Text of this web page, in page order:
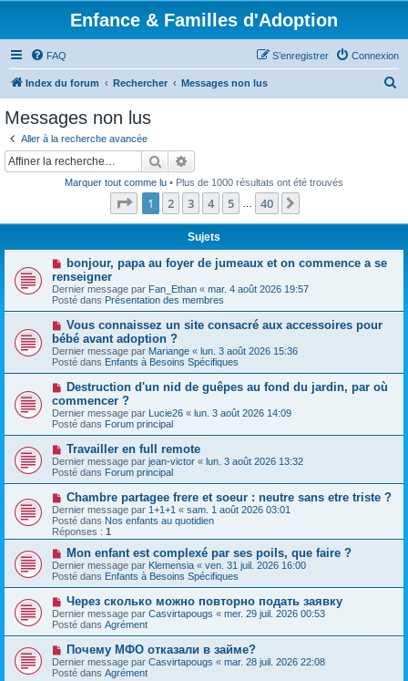
Enfance & Familles d'Adoption
FAQ Connexion
S’enregistrer
Index du forum Rechercher Messages non lus
Messages non lus
Aller à la recherche avancée
Rechercher
Marquer tout comme lu • Plus de 1000 résultats ont été trouvés
Page 1sur40
1 2 3 4 5 40
Sujets
N
u
v
e
a
u
m
e
s
a
g
e
bonjour, papa au foyer de jumeaux et on commence a se
renseigner
Dernier message par Fan_Ethan « mar. 4 août 2026 19:57
Posté dans Présentation des membres
N
o
u
v
e
a
m
e
s
a
e
Vous connaissez un site consacré aux accessoires pour
bébé avant adoption ?
Dernier message par Mariange « lun. 3 août 2026 15:36
Posté dans Enfants à Besoins Spécifiques
N
u
v
e
a
m
e
s
s
g
e
Destruction d'un nid de guêpes au fond du jardin, par où
commencer ?
Dernier message par Lucie26 « lun. 3 août 2026 14:09
Posté dans Forum principal
N
o
u
v
a
u
m
e
s
a
g
e
Travailler en full remote
Dernier message par jean-victor « lun. 3 août 2026 13:32
Posté dans Forum principal
N
o
u
v
e
a
u
m
e
s
a
g
e
Chambre partagee frere et soeur : neutre sans etre triste ?
Dernier message par 1+1+1 « sam. 1 août 2026 03:01
Posté dans Nos enfants au quotidien
Réponses : 1
N
o
u
v
e
a
u
m
e
s
a
Mon enfant est complexé par ses poils, que faire ?
Dernier message par Klemensia « ven. 31 juil. 2026 16:00
Posté dans Enfants à Besoins Spécifiques
N
o
u
v
e
a
u
m
Через сколько можно повторно подать заявку
Dernier message par Casvirtapougs « mer. 29 juil. 2026 00:53
Posté dans Agrément
N
o
u
Почему МФО отказали в займе?
Dernier message par Casvirtapougs « mar. 28 juil. 2026 22:08
Posté dans Agrément